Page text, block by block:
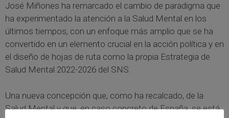
José Miñones ha remarcado el cambio de paradigma que
ha experimentado la atención a la Salud Mental en los
últimos tiempos, con un enfoque más amplio que se ha
convertido en un elemento crucial en la acción política y en
el diseño de hojas de ruta como la propia Estrategia de
Salud Mental 2022-2026 del SNS.
Una nueva concepción que, como ha recalcado, de la
Salud Mental y que, en caso concreto de España, se está